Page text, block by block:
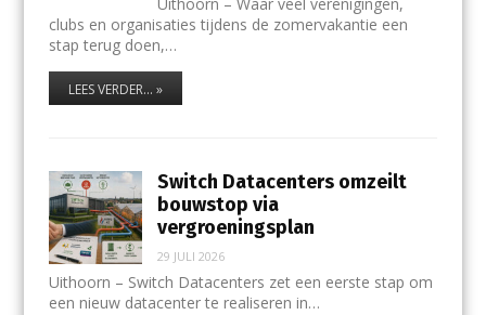
clubs en organisaties tijdens de zomervakantie een
stap terug doen,…
LEES VERDER... »
Switch Datacenters omzeilt
bouwstop via
vergroeningsplan
29 JULI 2026
Uithoorn – Switch Datacenters zet een eerste stap om
een nieuw datacenter te realiseren in…